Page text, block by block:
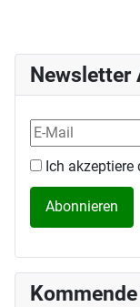
Newsletter
Ich akzeptiere